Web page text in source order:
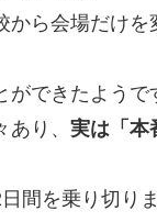
から会場だけを
できたようで
り、 実は「本
間を乗り切りま